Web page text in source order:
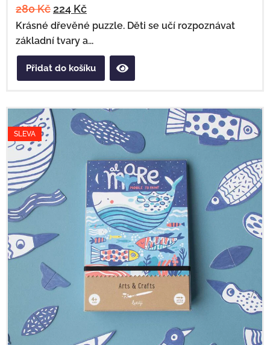
280Kč224 Kč
Krásné dřevěné puzzle. Děti se učí rozpoznávat
základní tvary a...
Přidat do košíku
SLEVA